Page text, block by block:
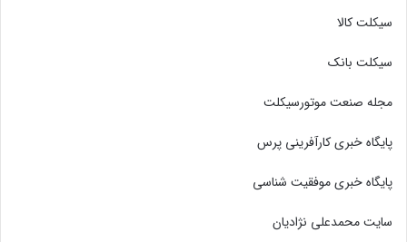
سیکلت کالا
سیکلت بانک
مجله صنعت موتورسیکلت
پایگاه خبری کارآفرینی پرس
پایگاه خبری موفقیت شناسی
سایت محمدعلی نژادیان